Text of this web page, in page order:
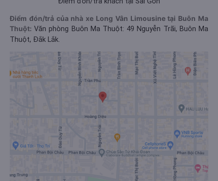
Điểm đón/trả của nhà xe Long Vân Limousine tại Buôn Ma
Thuột: Văn phòng Buôn Ma Thuột: 49 Nguyễn Trãi, Buôn Ma
Thuột, Đắk Lắk.